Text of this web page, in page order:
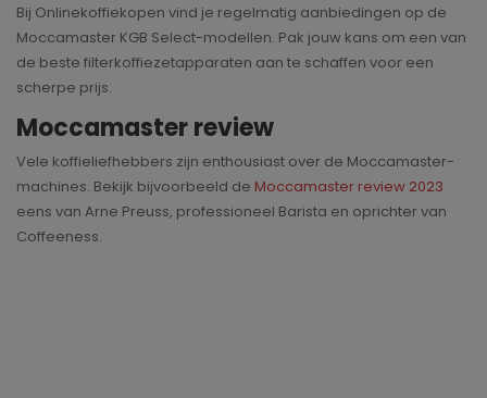
Bij Onlinekoffiekopen vind je regelmatig aanbiedingen op de
Moccamaster KGB Select-modellen. Pak jouw kans om een van
de beste filterkoffiezetapparaten aan te schaffen voor een
scherpe prijs.
Moccamaster review
Vele koffieliefhebbers zijn enthousiast over de Moccamaster-
machines. Bekijk bijvoorbeeld de Moccamaster review 2023
eens van Arne Preuss, professioneel Barista en oprichter van
Coffeeness.